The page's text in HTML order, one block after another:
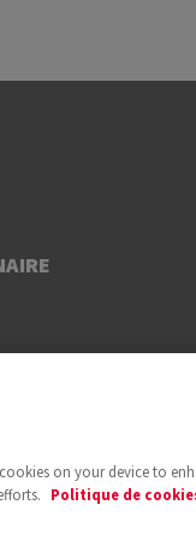
on your device to
Politique de